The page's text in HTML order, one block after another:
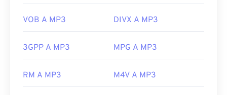
VOB A MP3 DIVX A MP3
3GPP A MP3 MPG A MP3
RM A MP3 M4V A MP3